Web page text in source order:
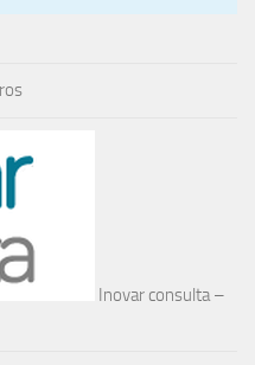
Inovar consulta –